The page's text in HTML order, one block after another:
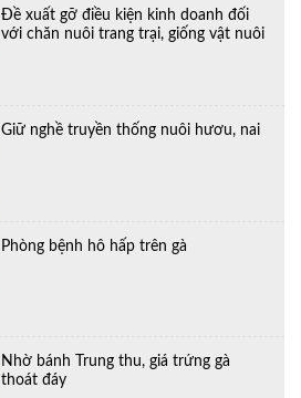
Đề xuất gỡ điều kiện kinh doanh đối
với chăn nuôi trang trại, giống vật nuôi
Giữ nghề truyền thống nuôi hươu, nai
Phòng bệnh hô hấp trên gà
Nhờ bánh Trung thu, giá trứng gà
thoát đáy